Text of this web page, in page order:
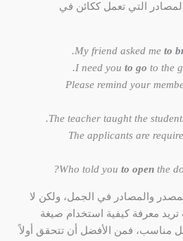
التي تعمل ككائن في
My friend asked me to
to go to the
to open the
والمصادر في الجمل، ولكن لا
معرفة كيفية استخدام صيغة
مناسب، فمن الأفضل أن تتحقق أولاً